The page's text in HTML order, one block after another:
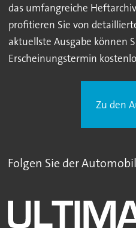
das umfangreiche
profitieren Sie von
aktuellste Ausgabe können
Erscheinungstermin
Zu den
Folgen Sie der